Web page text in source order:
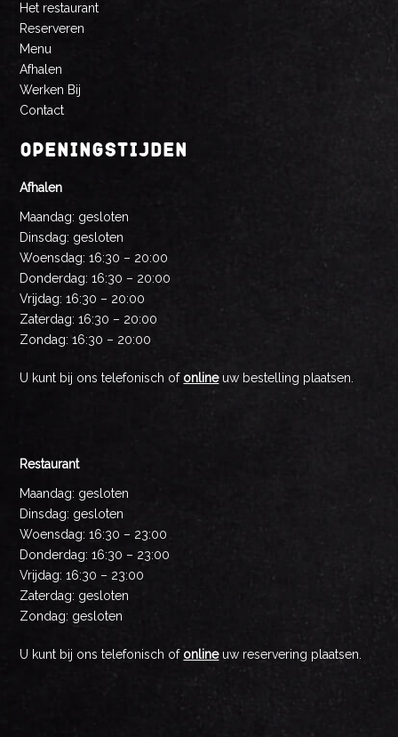
Het restaurant
Reserveren
Menu
Afhalen
Werken Bij
Contact
OPENINGSTIJDEN
Afhalen
Maandag: gesloten
Dinsdag: gesloten
Woensdag: 16:30 – 20:00
Donderdag: 16:30 – 20:00
Vrijdag: 16:30 – 20:00
Zaterdag: 16:30 – 20:00
Zondag: 16:30 – 20:00
U kunt bij ons telefonisch of onlineuw bestelling plaatsen.
Restaurant
Maandag: gesloten
Dinsdag: gesloten
Woensdag: 16:30 – 23:00
Donderdag: 16:30 – 23:00
Vrijdag: 16:30 – 23:00
Zaterdag: gesloten
Zondag: gesloten
U kunt bij ons telefonisch of onlineuw reservering plaatsen.